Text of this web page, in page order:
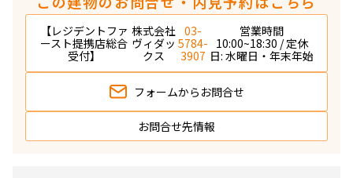
【レジデントファ
ースト提携店総合
受付】
株式会社
ヴィダッ
クス
03-
5784-
3907
営業時間
10:00~18:30 / 定休
日: 水曜日・年末年始
フォームから お問合せ
お問合せ先情報